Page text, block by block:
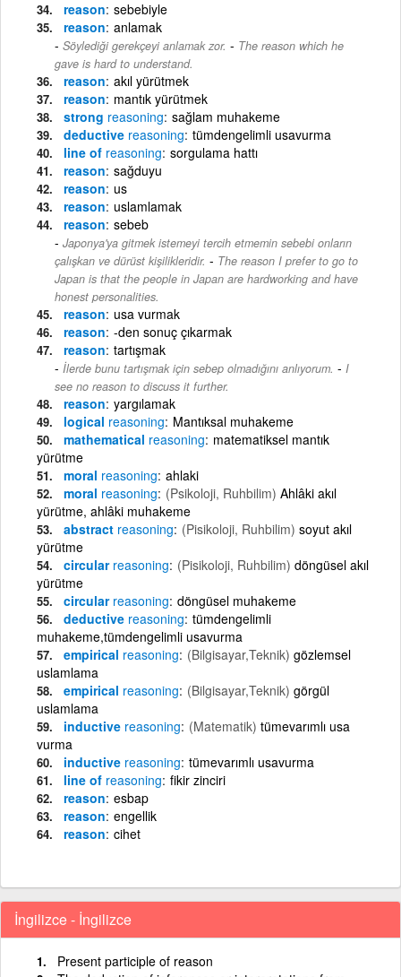
reason sebebiyle
reason anlamak
Söylediği gerekçeyi anlamak zor. - The reason which he
gave is hard to understand.
reason akıl yürütmek
reason mantık yürütmek
strong reasoning sağlam muhakeme
deductive reasoning tümdengelimli usavurma
line of reasoning sorgulama hattı
reason sağduyu
reason us
reason uslamlamak
reason sebeb
Japonya'ya gitmek istemeyi tercih etmemin sebebi onların
çalışkan ve dürüst kişilikleridir. - The reason I prefer to go to
Japan is that the people in Japan are hardworking and have
honest personalities.
reason usa vurmak
reason -den sonuç çıkarmak
reason tartışmak
İlerde bunu tartışmak için sebep olmadığını anlıyorum. - I
see no reason to discuss it further.
reason yargılamak
logical reasoning Mantıksal muhakeme
mathematical reasoning matematiksel mantık
yürütme
moral reasoning ahlaki
moral reasoning (Psikoloji, Ruhbilim) Ahlâki akıl
yürütme, ahlâki muhakeme
abstract reasoning (Pisikoloji, Ruhbilim) soyut akıl
yürütme
circular reasoning (Pisikoloji, Ruhbilim) döngüsel akıl
yürütme
circular reasoning döngüsel muhakeme
deductive reasoning tümdengelimli
muhakeme,tümdengelimli usavurma
empirical reasoning (Bilgisayar,Teknik) gözlemsel
uslamlama
empirical reasoning (Bilgisayar,Teknik) görgül
uslamlama
inductive reasoning (Matematik) tümevarımlı usa
vurma
inductive reasoning tümevarımlı usavurma
line of reasoning fikir zinciri
reason esbap
reason engellik
reason cihet
İngilizce - İngilizce
Present participle of reason